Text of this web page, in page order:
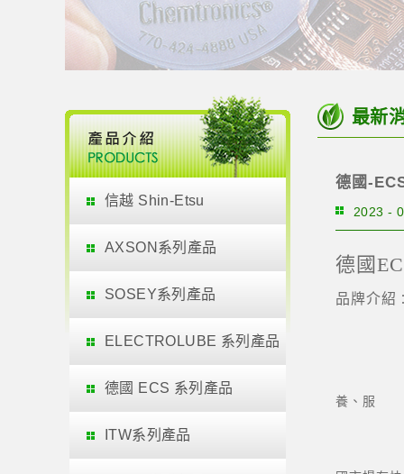
信越 Shin-Etsu
AXSON系列產品
SOSEY系列產品
ELECTROLUBE 系列產品
德國 ECS 系列產品
ITW系列產品
最新
德國-
2023 -
德國
品牌介紹
養、服